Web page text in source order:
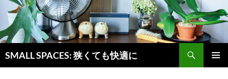
SMALL SPACES: 狭くても快適に
索